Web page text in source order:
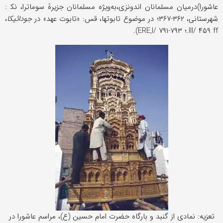
عاشورا)درمیان مسلمانان اندونزی،به‌ویژه مسلمانان جزیرۀ سوماترا، نک‍ :
شهرستانی، ۳۶۲-۳۶۷؛ در موضوع تابوتها، قس: «تابوت عهد» در
جودائیکا،
III/ ۴۵۹ ff.؛ ERE,I/ ۷۹۱-۷۹۳).
تعزیه: نمادی از گنبد و بارگاه حضرت امام حسین (ع)، مراسم عاشورا در